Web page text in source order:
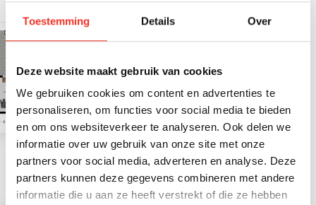
Toestemming Details Over
Deze website maakt gebruik van cookies
We gebruiken cookies om content en advertenties te
personaliseren, om functies voor social media te bieden
en om ons websiteverkeer te analyseren. Ook delen we
informatie over uw gebruik van onze site met onze
partners voor social media, adverteren en analyse. Deze
partners kunnen deze gegevens combineren met andere
informatie die u aan ze heeft verstrekt of die ze hebben
Ligging
Aan rustige weg, in
woonwijk, beschutte
ligging
Aantal kamers 5
Badkamervoorzieningen
Ligbad, wastafel,
wastafelmeubel
Aantal woonlagen 1 woonlagen
Verwarming Cv ketel
C.v.-ketel bouwjaar 2011
Energie einddatum 2036-05-26
Voorzieningen
Voorzien van verwarming,
voorzien van elektra
Bijzonderheden Gedeeltelijk gestoffeerd
Huidige bestemming Woonruimte
Ligging hoofdtuin Noordoost
Eigendom Volle eigendom
STATISTIEKEN